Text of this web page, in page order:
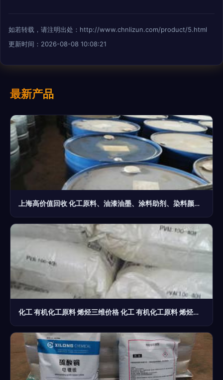
如若转载，请注明出处：http://www.chnlizun.com/product/5.html
更新时间：2026-08-08 10:08:21
最新产品
上海高价值回收 化工原料、油漆油墨、涂料助剂、染料颜料四大领域详解
化工 有机化工原料 烯烃三维价格 化工 有机化工原料 烯烃三维批发 化工 有机化工原料 烯烃三维厂家 化工 有机化工原料 烯烃三维大全